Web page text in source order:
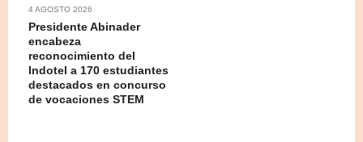
4 AGOSTO 2026
Presidente Abinader
encabeza
reconocimiento del
Indotel a 170 estudiantes
destacados en concurso
de vocaciones STEM